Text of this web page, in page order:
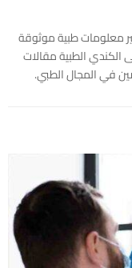
معلومات طبية موثوقة
الطبية مقالات
في المجال الطبي.